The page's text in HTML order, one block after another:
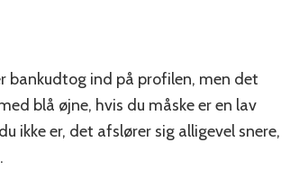
bankudtog ind på profilen, men det
blå øjne, hvis du måske er en lav
ikke er, det afslører sig alligevel snere,